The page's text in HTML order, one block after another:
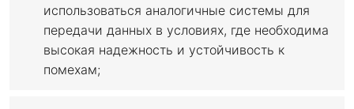
использоваться аналогичные системы для
передачи данных в условиях, где необходима
высокая надежность и устойчивость к
помехам;